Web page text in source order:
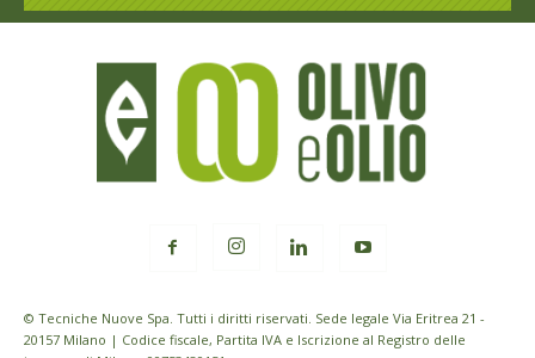
© Tecniche Nuove Spa. Tutti i diritti riservati. Sede legale Via Eritrea 21 -
20157 Milano | Codice fiscale, Partita IVA e Iscrizione al Registro delle